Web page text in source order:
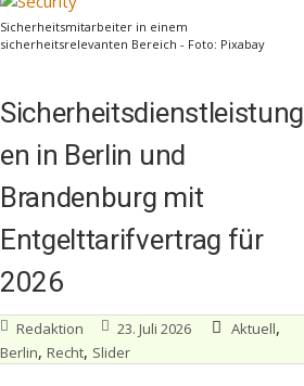
Sicherheitsmitarbeiter in einem
sicherheitsrelevanten Bereich - Foto: Pixabay
Sicherheitsdienstleistung
en in Berlin und
Brandenburg mit
Entgelttarifvertrag für
2026
Redaktion 23. Juli 2026 Aktuell,
Berlin, Recht, Slider